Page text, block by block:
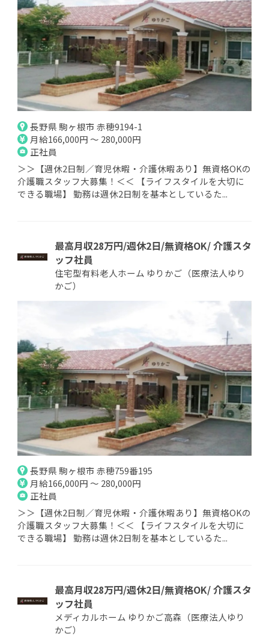
長野県 駒ヶ根市 赤穂9194-1
月給166,000円 ～ 280,000円
正社員
＞＞【週休2日制／育児休暇・介護休暇あり】無資格OKの
介護職スタッフ大募集！＜＜ 【ライフスタイルを大切に
できる職場】 勤務は週休2日制を基本としているた...
最高月収28万円/週休2日/無資格OK/ 介護スタ
ッフ社員
住宅型有料老人ホーム ゆりかご（医療法人ゆり
かご）
長野県 駒ヶ根市 赤穂759番195
月給166,000円 ～ 280,000円
正社員
＞＞【週休2日制／育児休暇・介護休暇あり】無資格OKの
介護職スタッフ大募集！＜＜ 【ライフスタイルを大切に
できる職場】 勤務は週休2日制を基本としているた...
最高月収28万円/週休2日/無資格OK/ 介護スタ
ッフ社員
メディカルホーム ゆりかご高森（医療法人ゆり
かご）